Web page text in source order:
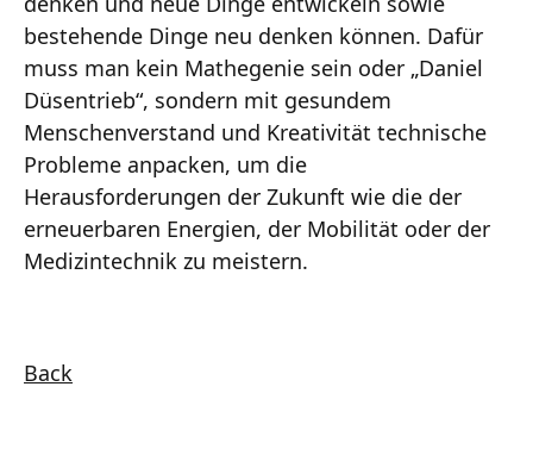
bestehende Dinge neu denken können. Dafür
muss man kein Mathegenie sein oder „Daniel
Düsentrieb“, sondern mit gesundem
Menschenverstand und Kreativität technische
Probleme anpacken, um die
Herausforderungen der Zukunft wie die der
erneuerbaren Energien, der Mobilität oder der
Medizintechnik zu meistern.
Back